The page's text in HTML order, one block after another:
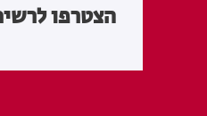
הצטרפו